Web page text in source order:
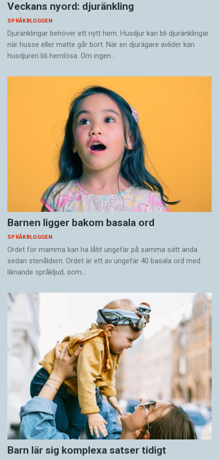
Veckans nyord: djuränkling
SPRÅKBLOGGEN
Djuränklingar behöver ett nytt hem. Husdjur kan bli djuränklingar
när husse eller matte går bort. När en djurägare avlider kan
husdjuren bli hemlösa. Om ingen…
Barnen ligger bakom basala ord
SPRÅKBLOGGEN
Ordet för mamma kan ha låtit ungefär på samma sätt ända
sedan stenåldern. Ordet är ett av ungefär 40 basala ord med
liknande språkljud, som…
Barn lär sig komplexa satser tidigt